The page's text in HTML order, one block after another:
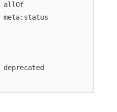
allOf
meta:status
deprecated